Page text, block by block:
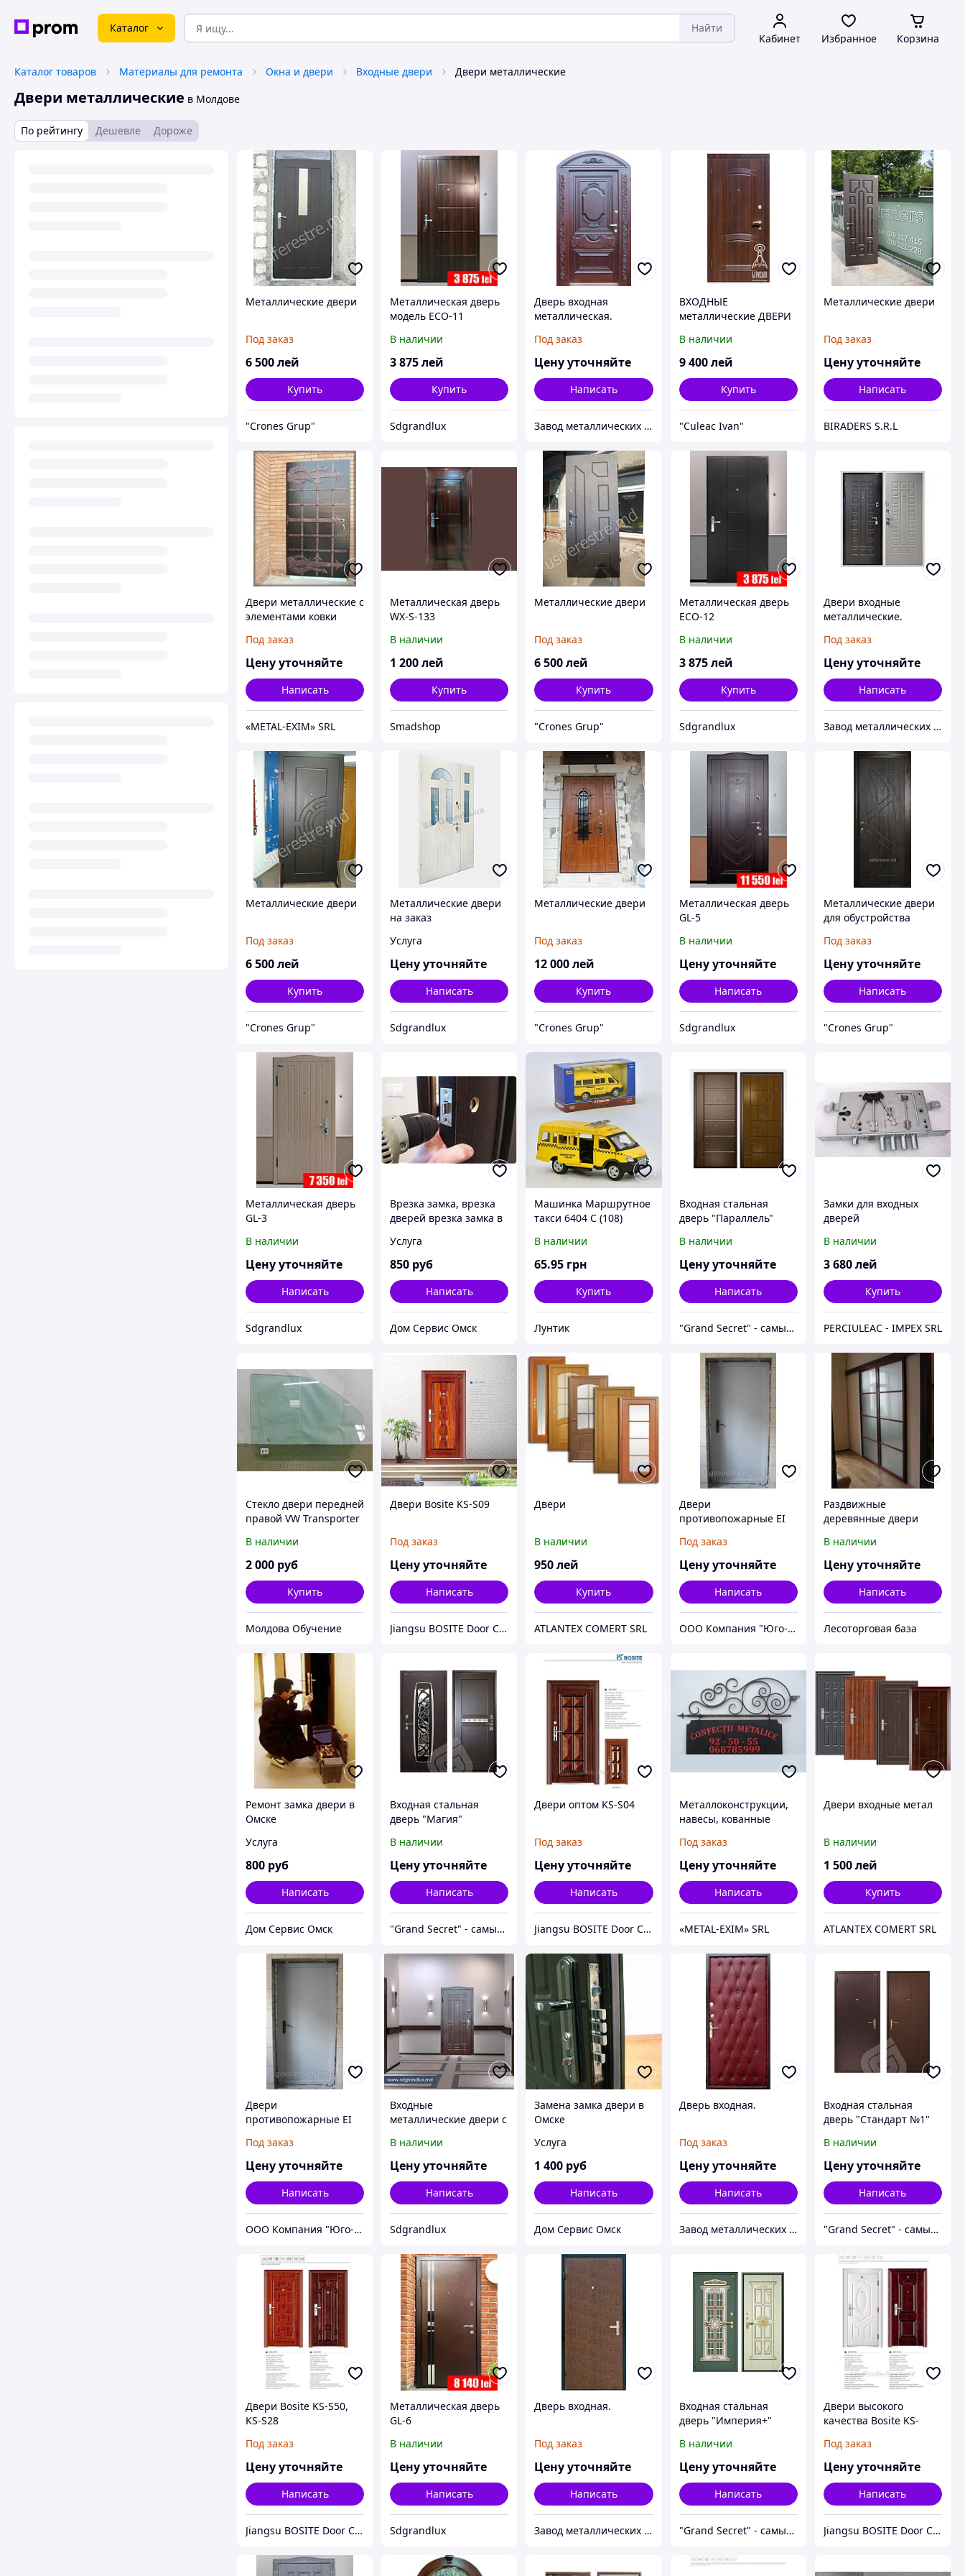
Каталог Найти
Кабинет Избранное Корзина
Каталог товаров Материалы для ремонта Окна и двери Входные двери Двери металлические
Двери металлические в Молдове
По рейтингу Дешевле Дороже
Металлические двери
Под заказ
6 500лей
Купить
"Crones Grup"
Металлическая дверь
модель ECO-11
В наличии
3 875лей
Купить
Sdgrandlux
Дверь входная
металлическая.
Под заказ
Цену уточняйте
Написать
Завод металлических изделий «Сталь и Ко»
ВХОДНЫЕ
металлические ДВЕРИ
В наличии
9 400 лей
Купить
"Culeac Ivan"
Металлические двери
Под заказ
Цену уточняйте
Написать
BIRADERS S.R.L
Двери металлические с
элементами ковки
Под заказ
Цену уточняйте
Написать
«METAL-EXIM» SRL
Металлическая дверь
WX-S-133
В наличии
1 200лей
Купить
Smadshop
Металлические двери
Под заказ
6 500лей
Купить
"Crones Grup"
Металлическая дверь
ECO-12
В наличии
3 875 лей
Купить
Sdgrandlux
Двери входные
металлические.
Под заказ
Цену уточняйте
Написать
Завод металлических изделий «Сталь и Ко»
Металлические двери
Под заказ
6 500лей
Купить
"Crones Grup"
Металлические двери
на заказ
Услуга
Цену уточняйте
Написать
Sdgrandlux
Металлические двери
Под заказ
12 000лей
Купить
"Crones Grup"
Металлическая дверь
GL-5
В наличии
Цену уточняйте
Написать
Sdgrandlux
Металлические двери
для обустройства
квартир и других
объектов.
Под заказ
Цену уточняйте
Написать
"Crones Grup"
Металлическая дверь
GL-3
В наличии
Цену уточняйте
Написать
Sdgrandlux
Врезка замка, врезка
дверей врезка замка в
Услуга
850 руб
Написать
Дом Сервис Омск
Машинка Маршрутное
такси 6404 С (108)
открываются, в
коробке
В наличии
65.95 грн
Купить
Лунтик
Входная стальная
дверь "Параллель"
В наличии
Цену уточняйте
Написать
"Grand Secret" - cамый большой специализированный Showroom в Молдове
Замки для входных
дверей
В наличии
3 680лей
Купить
PERCIULEAC - IMPEX SRL
Стекло двери передней
правой VW Transporter
В наличии
2 000 руб
Купить
Молдова Обучение
Двери Bosite KS-S09
Под заказ
Цену уточняйте
Написать
Jiangsu BOSITE Door Co. Ltd
Двери
В наличии
950лей
Купить
ATLANTEX COMERT SRL
Двери
противопожарные ЕІ
Под заказ
Цену уточняйте
Написать
ООО Компания "Юго-Восток"
Раздвижные
деревянные двери
В наличии
Цену уточняйте
Написать
Лесоторговая база
Ремонт замка двери в
Омске
Услуга
800 руб
Написать
Дом Сервис Омск
Входная стальная
дверь "Магия"
В наличии
Цену уточняйте
Написать
"Grand Secret" - cамый большой специализированный Showroom в Молдове
Двери оптом KS-S04
Под заказ
Цену уточняйте
Написать
Jiangsu BOSITE Door Co. Ltd
Металлоконструкции,
навесы, кованные
перила, железные
двери, кованная
мебель
Под заказ
Цену уточняйте
Написать
«METAL-EXIM» SRL
Двери входные метал
В наличии
1 500лей
Купить
ATLANTEX COMERT SRL
Двери
противопожарные ЕІ
Под заказ
Цену уточняйте
Написать
ООО Компания "Юго-Восток"
Входные
металлические двери с
Молдове. Купить от
проивзодителя. Usi
metalice
В наличии
Цену уточняйте
Написать
Sdgrandlux
Замена замка двери в
Омске
Услуга
1 400 руб
Написать
Дом Сервис Омск
Дверь входная.
Под заказ
Цену уточняйте
Написать
Завод металлических изделий «Сталь и Ко»
Входная стальная
дверь "Стандарт №1"
В наличии
Цену уточняйте
Написать
"Grand Secret" - cамый большой специализированный Showroom в Молдове
Двери Bosite KS-S50,
KS-S28
Под заказ
Цену уточняйте
Написать
Jiangsu BOSITE Door Co. Ltd
Металлическая дверь
GL-6
В наличии
Цену уточняйте
Написать
Sdgrandlux
Дверь входная.
Под заказ
Цену уточняйте
Написать
Завод металлических изделий «Сталь и Ко»
Входная стальная
дверь "Империя+"
В наличии
Цену уточняйте
Написать
"Grand Secret" - cамый большой специализированный Showroom в Молдове
Двери высокого
качества Bosite KS-
Под заказ
Цену уточняйте
Написать
Jiangsu BOSITE Door Co. Ltd